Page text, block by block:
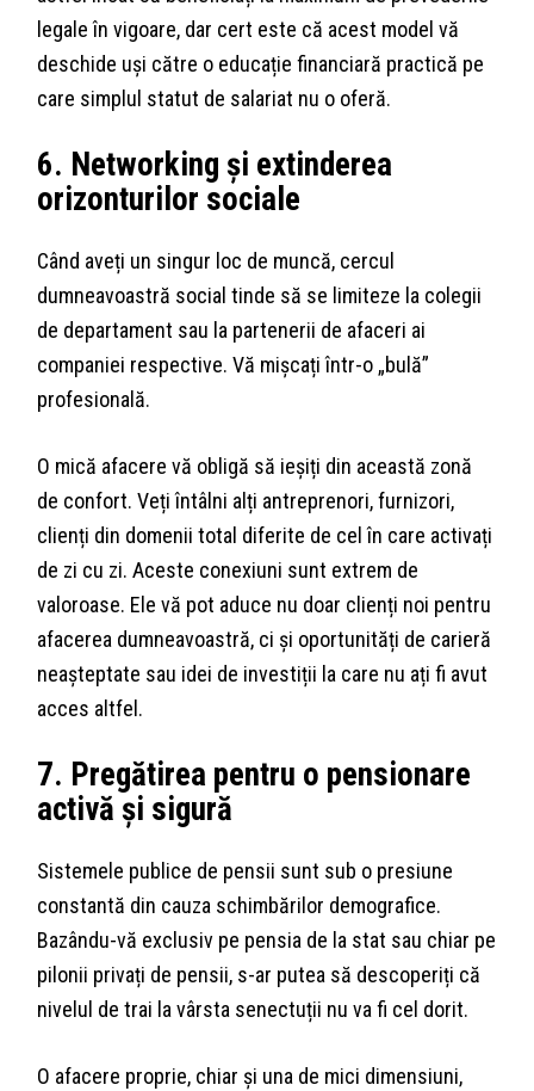
legale în vigoare, dar cert este că acest model vă
deschide uși către o educație financiară practică pe
care simplul statut de salariat nu o oferă.
6. Networking și extinderea
orizonturilor sociale
Când aveți un singur loc de muncă, cercul
dumneavoastră social tinde să se limiteze la colegii
de departament sau la partenerii de afaceri ai
companiei respective. Vă mișcați într-o „bulă”
profesională.
O mică afacere vă obligă să ieșiți din această zonă
de confort. Veți întâlni alți antreprenori, furnizori,
clienți din domenii total diferite de cel în care activați
de zi cu zi. Aceste conexiuni sunt extrem de
valoroase. Ele vă pot aduce nu doar clienți noi pentru
afacerea dumneavoastră, ci și oportunități de carieră
neașteptate sau idei de investiții la care nu ați fi avut
acces altfel.
7. Pregătirea pentru o pensionare
activă și sigură
Sistemele publice de pensii sunt sub o presiune
constantă din cauza schimbărilor demografice.
Bazându-vă exclusiv pe pensia de la stat sau chiar pe
pilonii privați de pensii, s-ar putea să descoperiți că
nivelul de trai la vârsta senectuții nu va fi cel dorit.
O afacere proprie, chiar și una de mici dimensiuni,